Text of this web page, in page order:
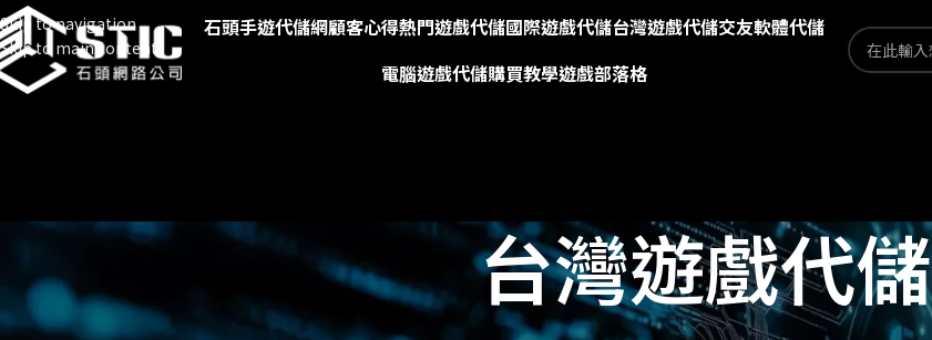
Skip to navigation
Skip to main content
石頭手遊代儲網顧客心得熱門遊戲代儲國際遊戲代儲台灣遊戲代儲交友軟體代儲
電腦遊戲代儲購買教學遊戲部落格
台灣遊戲代儲
快速搜尋遊戲 首頁 台灣遊戲代儲 頁面 99